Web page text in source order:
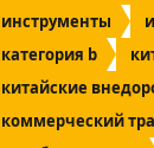
инструменты
категория b
китайские
коммерческий